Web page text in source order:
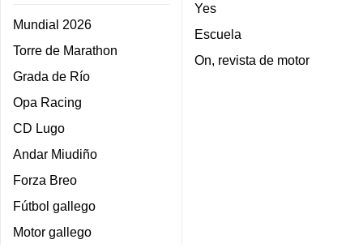
Mundial 2026
Torre de Marathon
Grada de Río
Opa Racing
CD Lugo
Andar Miudiño
Forza Breo
Fútbol gallego
Motor gallego
Yes
Escuela
On, revista de motor